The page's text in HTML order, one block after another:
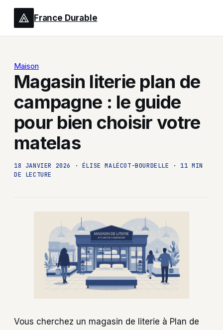
France Durable
Maison
Magasin literie plan de
campagne : le guide
pour bien choisir votre
matelas
18 JANVIER 2026 · ÉLISE MALÉCOT-BOURDELLE ·
11 MIN
DE LECTURE
Vous cherchez un magasin de literie à Plan de